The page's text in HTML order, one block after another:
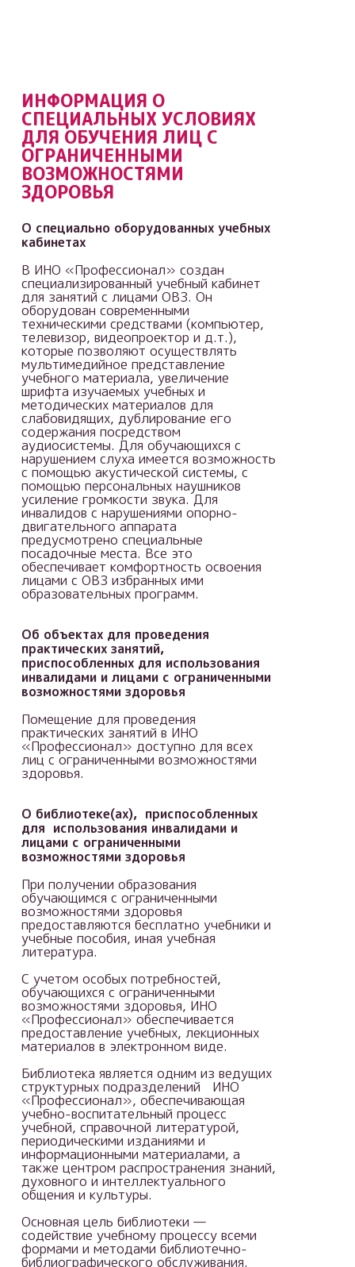
ИНФОРМАЦИЯ О
СПЕЦИАЛЬНЫХ УСЛОВИЯХ
ДЛЯ ОБУЧЕНИЯ ЛИЦ С
ОГРАНИЧЕННЫМИ
ВОЗМОЖНОСТЯМИ
ЗДОРОВЬЯ
О специально оборудованных учебных
кабинетах
В ИНО «Профессионал» создан
специализированный учебный кабинет
для занятий с лицами ОВЗ. Он
оборудован современными
техническими средствами (компьютер,
телевизор, видеопроектор и д.т.),
которые позволяют осуществлять
мультимедийное представление
учебного материала, увеличение
шрифта изучаемых учебных и
методических материалов для
слабовидящих, дублирование его
содержания посредством
аудиосистемы. Для обучающихся с
нарушением слуха имеется возможность
с помощью акустической системы, с
помощью персональных наушников
усиление громкости звука. Для
инвалидов с нарушениями опорно-
двигательного аппарата
предусмотрено специальные
посадочные места. Все это
обеспечивает комфортность освоения
лицами с ОВЗ избранных ими
образовательных программ.
Об объектах для проведения
практических занятий,
приспособленных для использования
инвалидами и лицами с ограниченными
возможностями здоровья
Помещение для проведения
практических занятий в ИНО
«Профессионал» доступно для всех
лиц с ограниченными возможностями
здоровья.
О библиотеке(ах), приспособленных
для использования инвалидами и
лицами с ограниченными
возможностями здоровья
При получении образования
обучающимся с ограниченными
возможностями здоровья
предоставляются бесплатно учебники и
учебные пособия, иная учебная
литература.
С учетом особых потребностей,
обучающихся с ограниченными
возможностями здоровья, ИНО
«Профессионал» обеспечивается
предоставление учебных, лекционных
материалов в электронном виде.
Библиотека является одним из ведущих
структурных подразделений ИНО
«Профессионал», обеспечивающая
учебно-воспитательный процесс
учебной, справочной литературой,
периодическими изданиями и
информационными материалами, а
также центром распространения знаний,
духовного и интеллектуального
общения и культуры.
Основная цель библиотеки —
содействие учебному процессу всеми
формами и методами библиотечно-
библиографического обслуживания.